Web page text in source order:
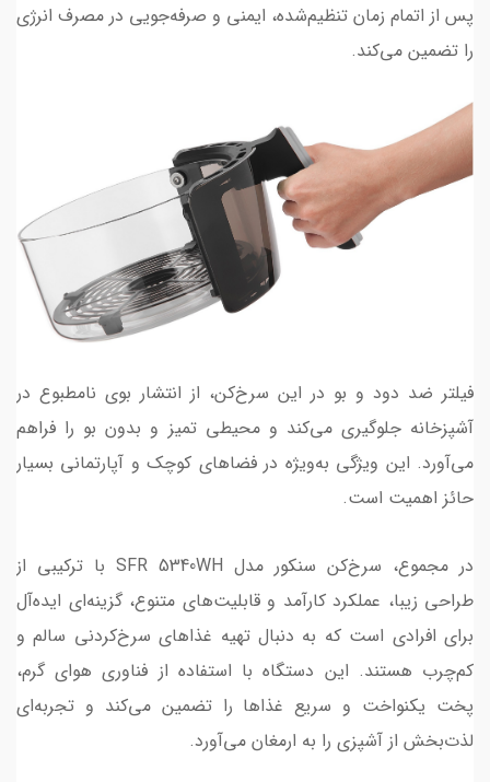
پس از اتمام زمان تنظیم‌شده، ایمنی و صرفه‌جویی در مصرف انرژی
را تضمین می‌کند.
فیلتر ضد دود و بو در این سرخ‌کن، از انتشار بوی نامطبوع در
آشپزخانه جلوگیری می‌کند و محیطی تمیز و بدون بو را فراهم
می‌آورد. این ویژگی به‌ویژه در فضاهای کوچک و آپارتمانی بسیار
حائز اهمیت است.
در مجموع، سرخ‌کن سنکور مدل SFR 5340WH با ترکیبی از
طراحی زیبا، عملکرد کارآمد و قابلیت‌های متنوع، گزینه‌ای ایده‌آل
برای افرادی است که به دنبال تهیه غذاهای سرخ‌کردنی سالم و
کم‌چرب هستند. این دستگاه با استفاده از فناوری هوای گرم،
پخت یکنواخت و سریع غذاها را تضمین می‌کند و تجربه‌ای
لذت‌بخش از آشپزی را به ارمغان می‌آورد.